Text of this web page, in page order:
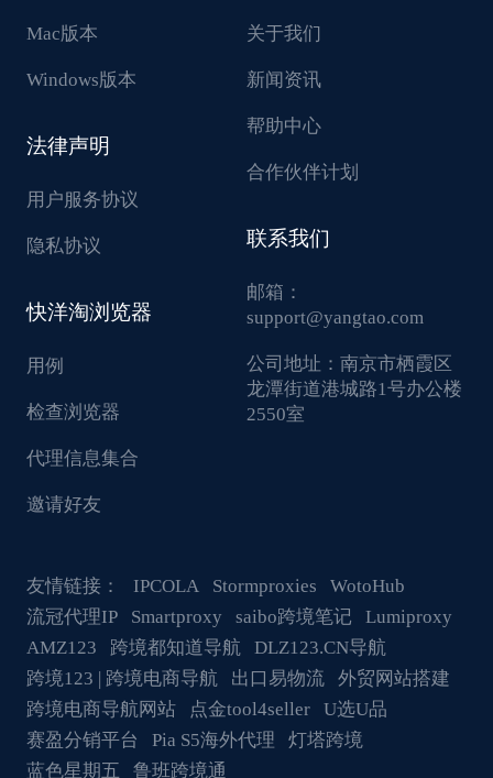
Mac版本
Windows版本
法律声明
用户服务协议
隐私协议
快洋淘浏览器
用例
检查浏览器
代理信息集合
邀请好友
关于我们
新闻资讯
帮助中心
合作伙伴计划
联系我们
邮箱：
support@yangtao.com
公司地址： 南京市栖霞区
龙潭街道港城路1号办公楼
2550室
友情链接： IPCOLA Stormproxies
WotoHub
流冠代理IP
Smartproxy saibo跨境笔记
Lumiproxy
AMZ123
跨境都知道导航
DLZ123.CN导航
跨境123 | 跨境电商导航
出口易物流
外贸网站搭建
跨境电商导航网站
点金tool4seller
U选U品
赛盈分销平台
Pia S5海外代理
灯塔跨境
蓝色星期五
鲁班跨境通